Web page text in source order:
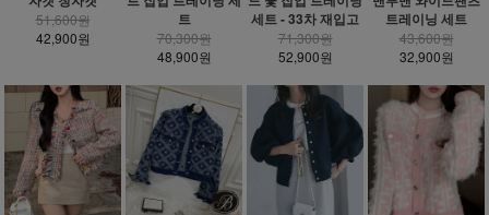
51,600원
42,900원
트
70,300원
48,900원
세트 - 33차 재입고
71,300원
52,900원
트레이닝 세트
43,600원
32,900원